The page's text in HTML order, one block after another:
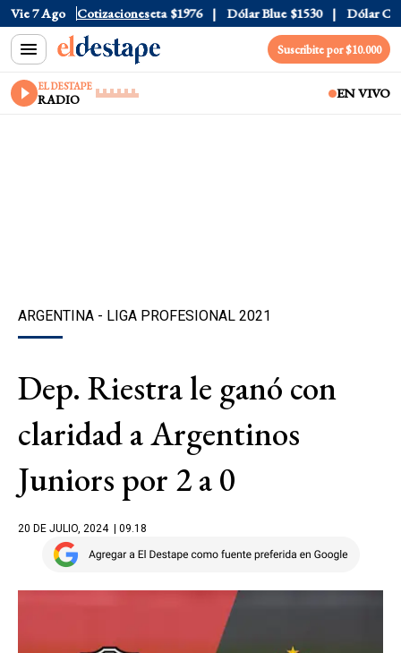
Vie 7 Ago Cotizaciones
$1520 Dólar Tarjeta $1976 Dólar Blue $1530 Dólar CCL
Suscribite por $10.000
EL DESTAPE
RADIO EN VIVO
ARGENTINA - LIGA PROFESIONAL 2021
Dep. Riestra le ganó con
claridad a Argentinos
Juniors por 2 a 0
20 DE JULIO, 2024 | 09.18